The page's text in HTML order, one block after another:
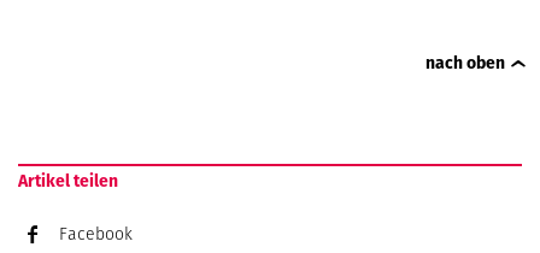
nach oben
Artikel teilen
Facebook